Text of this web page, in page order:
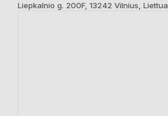
Liepkalnio g. 200F, 13242 Vilnius, Liettua